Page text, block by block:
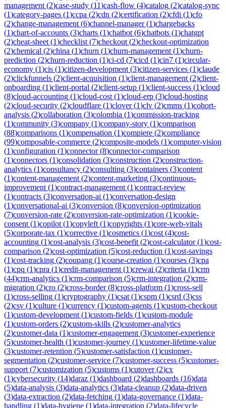
management (2)case-study (11)cash-flow (4)catalog (2)catalog-sync
(1)category-pages (1)ccpa (2)cdn (2)certification (2)cfdi (1)cfo
(2)change-management (6)channel-manager(1)chargebacks
(1)chart-of-accounts (3)charts (1)chatbot (6)chatbots (1)chatgpt
(2)cheat-sheet (1)checklist (7)checkout (2)checkout-optimization
(2)chemical (2)china (1)churn (1)churn-management (1)churn-
prediction (2)churn-reduction (1)ci-cd (7)cicd (1)cin7 (1)circular-
economy (1)cis (1)citizen-development (3)citizen-services (1)claude
(2)clickfunnels (2)client-acquisition (1)client-management (2)client-
onboarding (1)client-portal (2)client-setup (1)client-success (1)cloud
(8)cloud-accounting (1)cloud-cost (1)cloud-erp (3)cloud-hosting
(2)cloud-security (2)cloudflare (1)clover(1)clv (2)cmms (1)cohort-
analysis (2)collaboration (3)colombia (1)commission-tracking
(1)community (3)company (1)company-story (1)comparison
(88)comparisons (1)compensation (1)compiere (2)compliance
(99)composable-commerce (2)composite-models (1)computer-vision
(1)configuration (1)connector(8)connector-comparison
(1)connectors (1)consolidation (3)construction (2)construction-
analytics (1)consultancy (2)consulting (3)containers (3)content
(1)content-management (2)content-marketing (3)continuous-
improvement (1)contract-management (1)contract-review
(1)contracts (3)conversation-ai (1)conversation-design
(1)conversational-ai (3)conversion (8)conversion-optimization
(7)conversion-rate (2)conversion-rate-optimization (1)cookie-
consent (1)copilot (1)copyleft (1)copyrights (1)core-web-vitals
(5)corporate-tax (1)corrective (1)cosmetics (1)cost (4)cost-
accounting (1)cost-analysis (3)cost-benefit (2)cost-calculator(1)cost-
comparison (2)cost-optimization (5)cost-reduction (1)cost-savings
(1)cost-tracking (2)coupang (1)course-creation (1)courses (3)cpa
(1)cpq (1)cpra (1)credit-management (1)crewai (2)criteria (1)crm
(44)crm-analytics (1)crm-comparison (5)crm-integration (2)crm-
migration (2)cro (2)cross-border(8)cross-platform (1)cross-sell
(1)cross-selling (1)cryptography (1)csat (1)cspm (1)csrd (3)css
(2)csv (1)culture (1)currency (1)custom-agents (1)custom-checkout
(1)custom-development (1)custom-fields (1)custom-module
(1)custom-orders (2)custom-skills (2)customer-analytics
(2)customer-data (1)customer-engagement (3)customer-experience
(5)customer-health (1)customer-journey (1)customer-lifetime-value
(3)customer-retention (5)customer-satisfaction (1)customer-
segmentation (2)customer-service (7)customer-success (5)customer-
support (7)customization (5)customs (1)cutover(2)cx
(1)cybersecurity (14)daraz (1)dashboard (2)dashboards (16)data
(5)data-analysis (3)data-analytics (3)data-cleanup (2)data-driven
(3)data-extraction (2)data-fetching (1)data-governance (1)data-
handling (1)data-hygiene (1)data-integration (2)data-lifecycle